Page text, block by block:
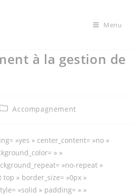
Menu
à la gestion de
Accompagnement
»yes » center_content= »no »
» »
»no-repeat »
» border_size= »0px »
»solid » padding= » »